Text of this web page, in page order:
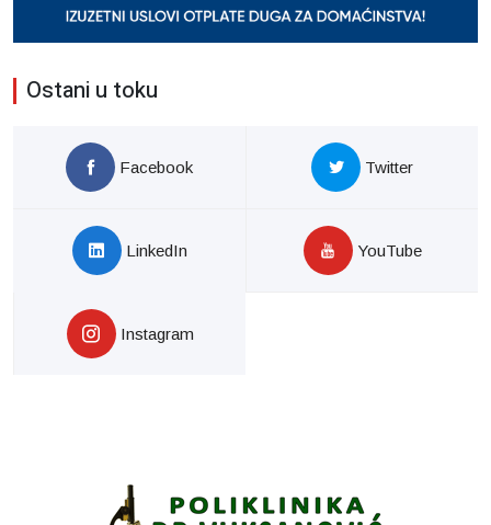
Ostani u toku
Facebook Twitter
LinkedIn YouTube
Instagram